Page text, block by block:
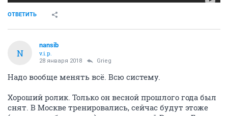
ОТВЕТИТЬ
N
nansib
v.i.p.
28 января 2018 Grieg
Надо вообще менять всё. Всю систему.
Хороший ролик. Только он весной прошлого года был
снят. В Москве тренировались, сейчас будут этоже